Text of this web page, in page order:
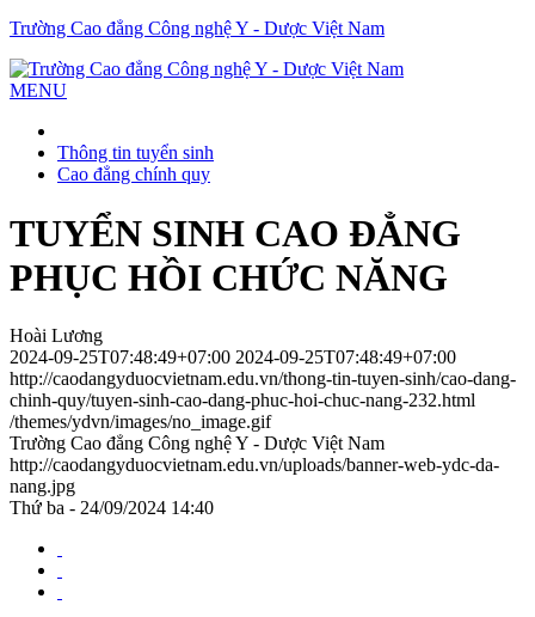
Trường Cao đẳng Công nghệ Y - Dược Việt Nam
MENU
Thông tin tuyển sinh
Cao đẳng chính quy
TUYỂN SINH CAO ĐẲNG
PHỤC HỒI CHỨC NĂNG
Hoài Lương
2024-09-25T07:48:49+07:00 2024-09-25T07:48:49+07:00
http://caodangyduocvietnam.edu.vn/thong-tin-tuyen-sinh/cao-dang-
chinh-quy/tuyen-sinh-cao-dang-phuc-hoi-chuc-nang-232.html
/themes/ydvn/images/no_image.gif
Trường Cao đẳng Công nghệ Y - Dược Việt Nam
http://caodangyduocvietnam.edu.vn/uploads/banner-web-ydc-da-
nang.jpg
Thứ ba - 24/09/2024 14:40